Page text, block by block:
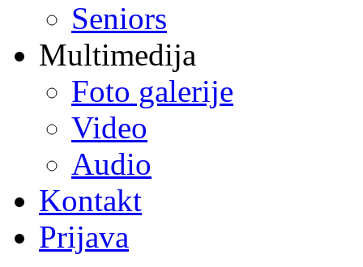
Seniors
Multimedija
Foto galerije
Video
Audio
Kontakt
Prijava